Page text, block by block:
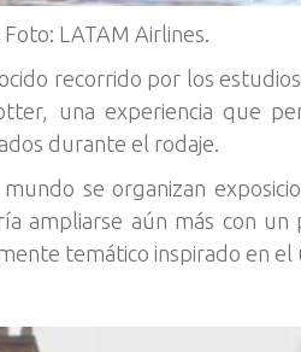
LATAM Airlines.
recorrido por los
una experiencia que
durante el rodaje.
se organizan
ampliarse aún más con
temático inspirado en el